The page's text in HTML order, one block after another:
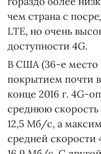
чем страна с
LTE, но очень
доступности 4G.
В США (36-е место
покрытием почти
конце 2016 г. 4G-
среднюю скорость
12,5 Мб/с, а
средней скорости